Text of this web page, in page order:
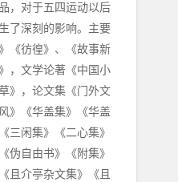
，对于五四运动以后
了深刻的影响。主要
《彷徨》、《故事新
，文学论著《中国小
》，论文集《门外文
》《华盖集》《华盖
三闲集》《二心集》
伪自由书》《附集》
且介亭杂文集》《且